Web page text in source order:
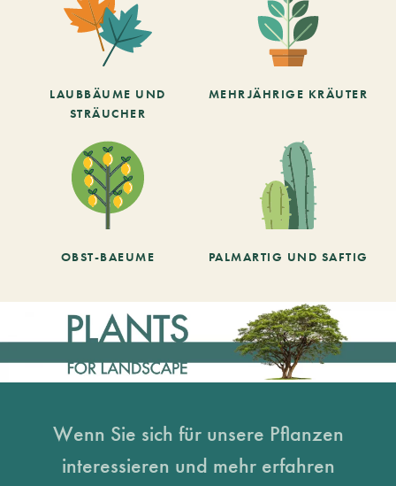
LAUBBÄUME UND
STRÄUCHER
MEHRJÄHRIGE KRÄUTER
OBST-BAEUME PALMARTIG UND SAFTIG
Wenn Sie sich für unsere Pflanzen
interessieren und mehr erfahren